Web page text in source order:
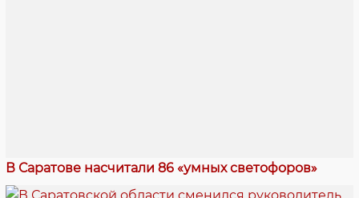
В Саратове насчитали 86 «умных светофоров»